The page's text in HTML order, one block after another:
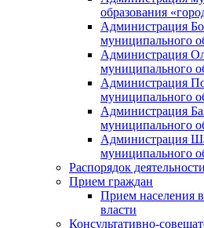
образования
Администрация
муниципального
Администрация
муниципального
Администрация
муниципального
Администрация
муниципального
Администрация
муниципального
Распорядок
Прием граждан
Прием населения
власти
Консультативно-